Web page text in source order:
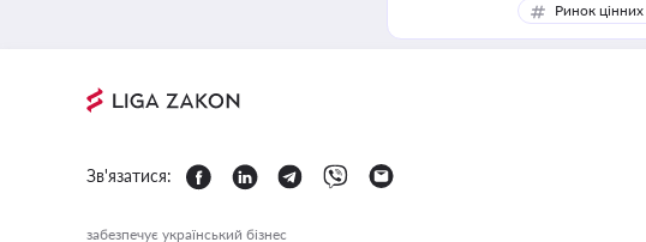
Ринок цінних
Зв'язатися:
забезпечує український бізнес